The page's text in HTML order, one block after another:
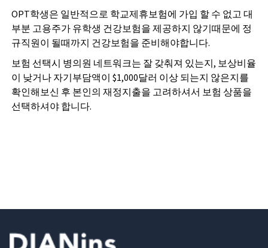
OPT학생은 일반적으로 학교제휴보험에 가입 할 수 없고 대
부분 고용주가 유학생 건강보험을 제공하지 않기때문에 정
규직원이 될때까지 건강보험을 준비해야합니다.
보험 선택시 병의원 네트워크는 잘 갖춰져 있는지, 보상비율
이 낮거나 자기부담액이 $1,000달러 이상 되는지 않은지를
확인해보신 후 본인의 재정지출을 고려하셔서 보험 상품을
선택하셔야 합니다.